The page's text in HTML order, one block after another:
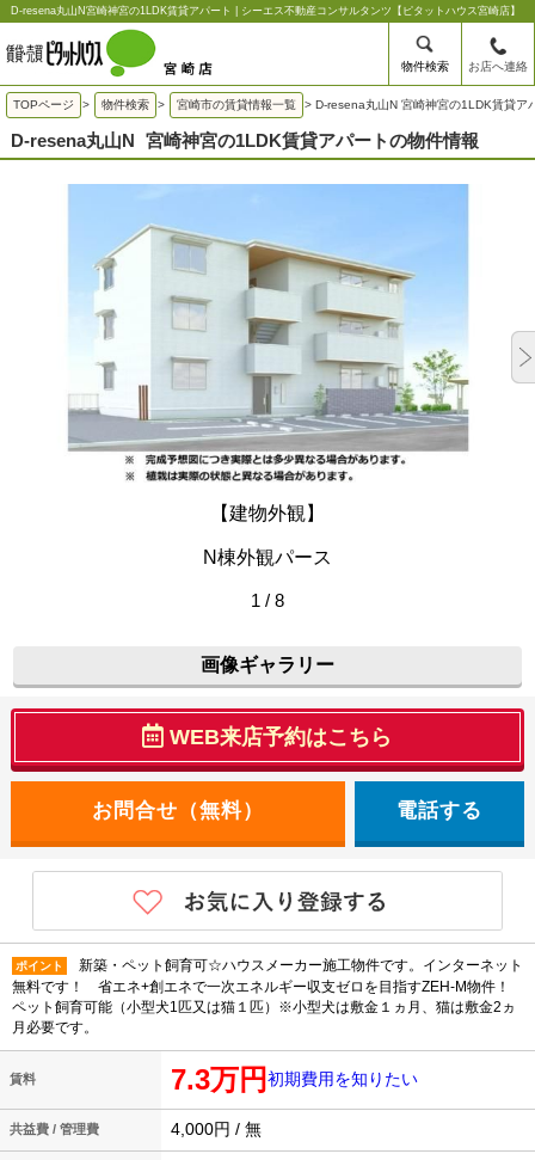
D-resena丸山N宮崎神宮の1LDK賃貸アパート | シーエス不動産コンサルタンツ【ピタットハウス宮崎店】
物件検索 お店へ連絡
TOPページ > 物件検索 > 宮崎市の賃貸情報一覧 > D-resena丸山N 宮崎神宮の1LDK賃貸ア
D-resena丸山N 宮崎神宮の1LDK賃貸アパートの物件情報
【建物外観】
N棟外観パース
1 / 8
画像ギャラリー
WEB来店予約はこちら
電話する
ポイント
新築・ペット飼育可☆ハウスメーカー施工物件です。インターネット
無料です！ 省エネ+創エネで一次エネルギー収支ゼロを目指すZEH-M物件！
ペット飼育可能（小型犬1匹又は猫１匹）※小型犬は敷金１ヵ月、猫は敷金2ヵ
月必要です。
賃料 7.3万円 初期費用を知りたい
共益費 / 管理費 4,000円 / 無